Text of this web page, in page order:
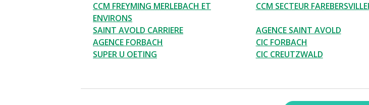
CCM FREYMING MERLEBACH ET
ENVIRONS
CCM SECTEUR
SAINT AVOLD CARRIERE AGENCE SAINT AVOLD
AGENCE FORBACH
CIC FORBACH
SUPER U OETING
CIC CREUTZWALD